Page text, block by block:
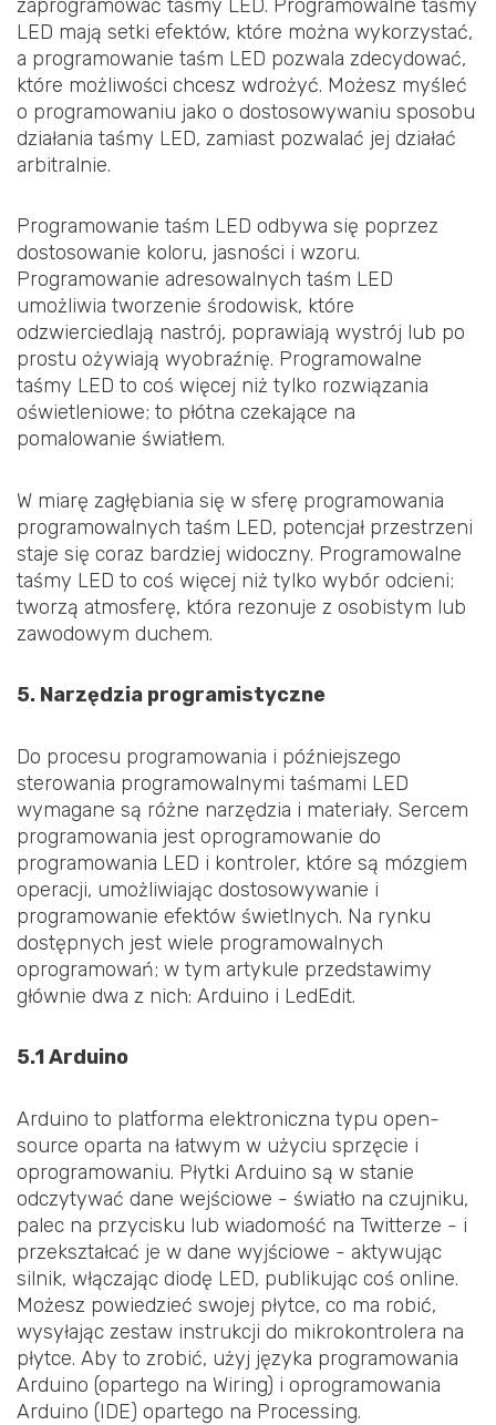
zaprogramować taśmy LED. Programowalne taśmy
LED mają setki efektów, które można wykorzystać,
a programowanie taśm LED pozwala zdecydować,
które możliwości chcesz wdrożyć. Możesz myśleć
o programowaniu jako o dostosowywaniu sposobu
działania taśmy LED, zamiast pozwalać jej działać
arbitralnie.
Programowanie taśm LED odbywa się poprzez
dostosowanie koloru, jasności i wzoru.
Programowanie adresowalnych taśm LED
umożliwia tworzenie środowisk, które
odzwierciedlają nastrój, poprawiają wystrój lub po
prostu ożywiają wyobraźnię. Programowalne
taśmy LED to coś więcej niż tylko rozwiązania
oświetleniowe; to płótna czekające na
pomalowanie światłem.
W miarę zagłębiania się w sferę programowania
programowalnych taśm LED, potencjał przestrzeni
staje się coraz bardziej widoczny. Programowalne
taśmy LED to coś więcej niż tylko wybór odcieni;
tworzą atmosferę, która rezonuje z osobistym lub
zawodowym duchem.
5. Narzędzia programistyczne
Do procesu programowania i późniejszego
sterowania programowalnymi taśmami LED
wymagane są różne narzędzia i materiały. Sercem
programowania jest oprogramowanie do
programowania LED i kontroler, które są mózgiem
operacji, umożliwiając dostosowywanie i
programowanie efektów świetlnych. Na rynku
dostępnych jest wiele programowalnych
oprogramowań; w tym artykule przedstawimy
głównie dwa z nich: Arduino i LedEdit.
5.1 Arduino
Arduino to platforma elektroniczna typu open-
source oparta na łatwym w użyciu sprzęcie i
oprogramowaniu. Płytki Arduino są w stanie
odczytywać dane wejściowe - światło na czujniku,
palec na przycisku lub wiadomość na Twitterze - i
przekształcać je w dane wyjściowe - aktywując
silnik, włączając diodę LED, publikując coś online.
Możesz powiedzieć swojej płytce, co ma robić,
wysyłając zestaw instrukcji do mikrokontrolera na
płytce. Aby to zrobić, użyj języka programowania
Arduino (opartego na Wiring) i oprogramowania
Arduino (IDE) opartego na Processing.